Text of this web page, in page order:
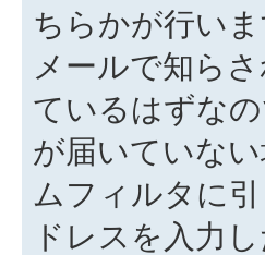
ちらかが行い
メールで知ら
ているはずな
が届いていな
ムフィルタに
ドレスを入力